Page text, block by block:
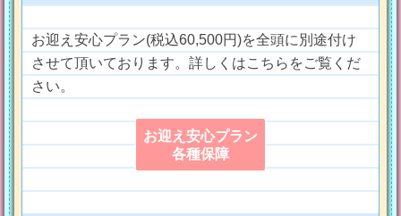
お迎え安心プラン(税込60,500円)を全頭に別途付け
させて頂いております。詳しくはこちらをご覧くだ
さい。
お迎え安心プラン
各種保障